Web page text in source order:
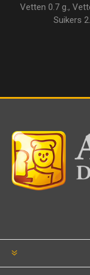
Vetten 0.7 g.,
Suikers